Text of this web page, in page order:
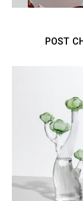
POST